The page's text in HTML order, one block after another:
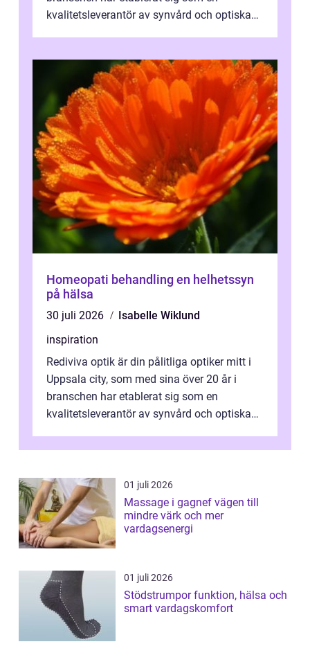
kvalitetsleverantör av synvård och optiska
Homeopati behandling en helhetssyn
på hälsa
30 juli 2026
Isabelle Wiklund
inspiration
Rediviva optik är din pålitliga optiker mitt i
Uppsala city, som med sina över 20 år i
branschen har etablerat sig som en
kvalitetsleverantör av synvård och optiska
01 juli 2026
Massage i gagnef vägen till
mindre värk och mer
vardagsenergi
01 juli 2026
Stödstrumpor funktion, hälsa och
smart vardagskomfort